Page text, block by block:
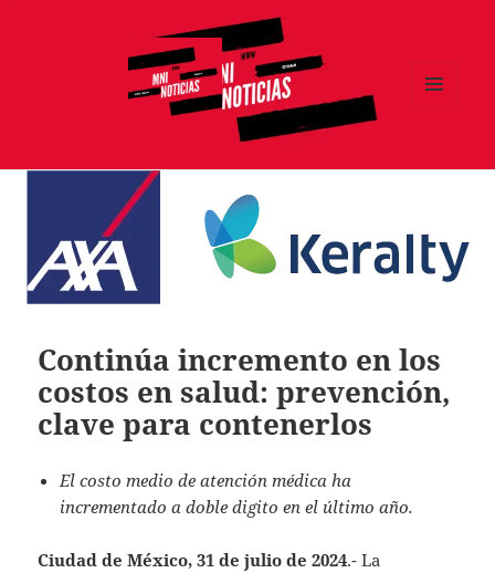
Continúa incremento en los
costos en salud: prevención,
clave para contenerlos
El costo medio de atención médica ha
incrementado a doble digito en el último año.
Ciudad de México, 31 de julio de 2024.- La